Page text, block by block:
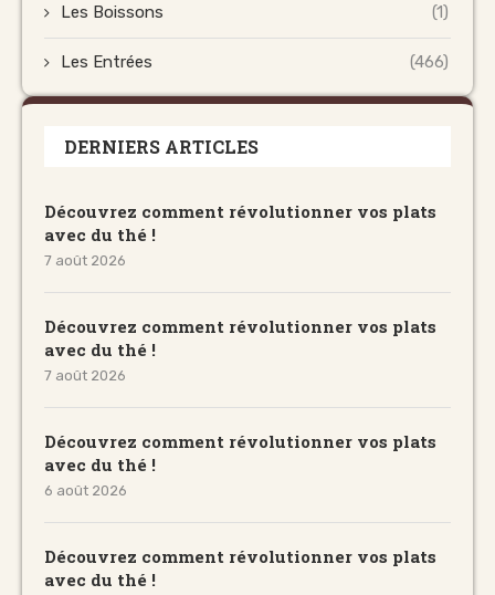
Les Boissons (1)
Les Entrées (466)
DERNIERS ARTICLES
Découvrez comment révolutionner vos plats
avec du thé !
7 août 2026
Découvrez comment révolutionner vos plats
avec du thé !
7 août 2026
Découvrez comment révolutionner vos plats
avec du thé !
6 août 2026
Découvrez comment révolutionner vos plats
avec du thé !